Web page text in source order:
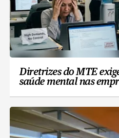
Diretrizes do MTE
saúde mental nas